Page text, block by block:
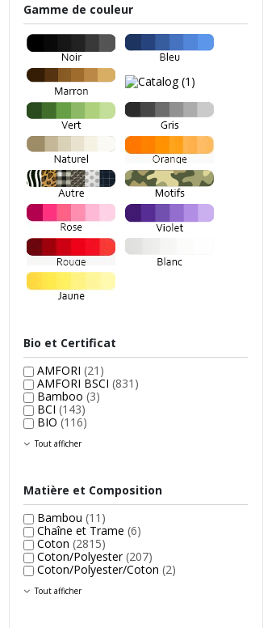
Gamme de couleur
Bio et Certificat
AMFORI (21)
AMFORI BSCI (831)
Bamboo (3)
BCI (143)
BIO (116)
Tout afficher
Matière et Composition
Bambou (11)
Chaîne et Trame (6)
Coton (2815)
Coton/Polyester(207)
Coton/Polyester/Coton (2)
Tout afficher